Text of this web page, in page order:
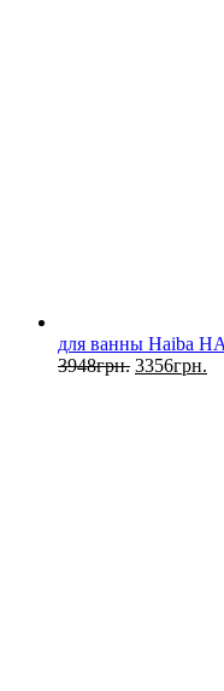
для ванны Haiba
3948грн. 3356грн.